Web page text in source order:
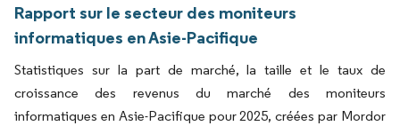
Rapport sur le secteur des moniteurs
informatiques en Asie-Pacifique
Statistiques sur la part de marché, la taille et le taux de
croissance des revenus du marché des moniteurs
informatiques en Asie-Pacifique pour 2025, créées par Mordor